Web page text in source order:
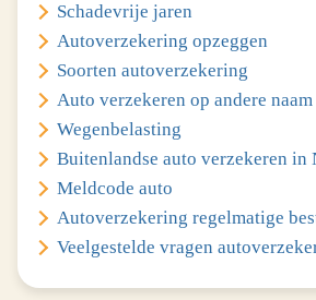
Schadevrije jaren
Autoverzekering opzeggen
Soorten autoverzekering
Auto verzekeren op andere naam
Wegenbelasting
Buitenlandse auto verzekeren in
Meldcode auto
Autoverzekering regelmatige
Veelgestelde vragen